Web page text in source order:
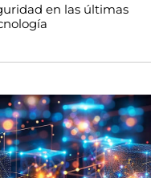
en las últimas